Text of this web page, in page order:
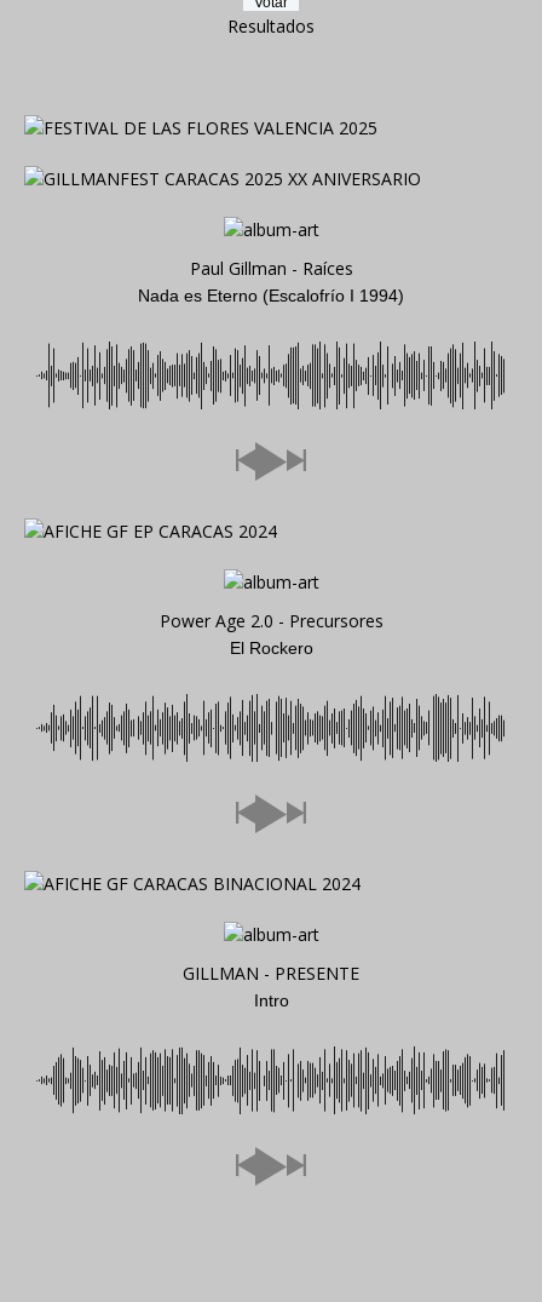
Resultados
Paul Gillman - Raíces
Nada es Eterno (Escalofrío I 1994)
Power Age 2.0 - Precursores
El Rockero
GILLMAN - PRESENTE
Intro